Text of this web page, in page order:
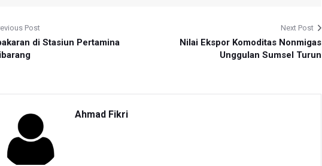
Post
di Stasiun Pertamina
Next Post
Nilai Ekspor Komoditas Nonmigas
Unggulan Sumsel Turun
Ahmad Fikri